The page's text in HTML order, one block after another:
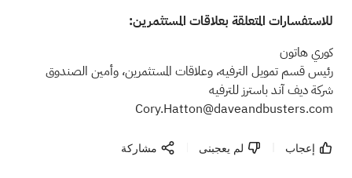
للاستفسارات المتعلقة بعلاقات المستثمرين:
كوري هاتون
رئيس قسم تمويل الترفيه، وعلاقات المستثمرين، وأمين الصندوق
شركة ديف آند باسترز للترفيه
Cory.Hatton@daveandbusters.com
إعجاب لم يعجبنى مشاركة